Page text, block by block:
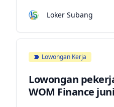
Loker Subang
Lowongan Kerja
Lowongan
WOM Finance